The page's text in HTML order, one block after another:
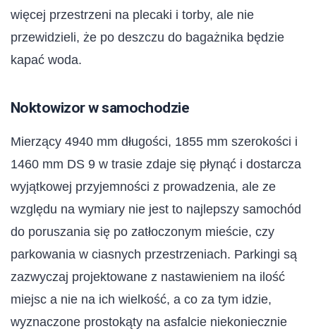
więcej przestrzeni na plecaki i torby, ale nie
przewidzieli, że po deszczu do bagażnika będzie
kapać woda.
Noktowizor w samochodzie
Mierzący 4940 mm długości, 1855 mm szerokości i
1460 mm DS 9 w trasie zdaje się płynąć i dostarcza
wyjątkowej przyjemności z prowadzenia, ale ze
względu na wymiary nie jest to najlepszy samochód
do poruszania się po zatłoczonym mieście, czy
parkowania w ciasnych przestrzeniach. Parkingi są
zazwyczaj projektowane z nastawieniem na ilość
miejsc a nie na ich wielkość, a co za tym idzie,
wyznaczone prostokąty na asfalcie niekoniecznie